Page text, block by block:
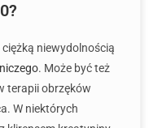
niewydolnością
. Może być też
terapii obrzęków
W niektórych